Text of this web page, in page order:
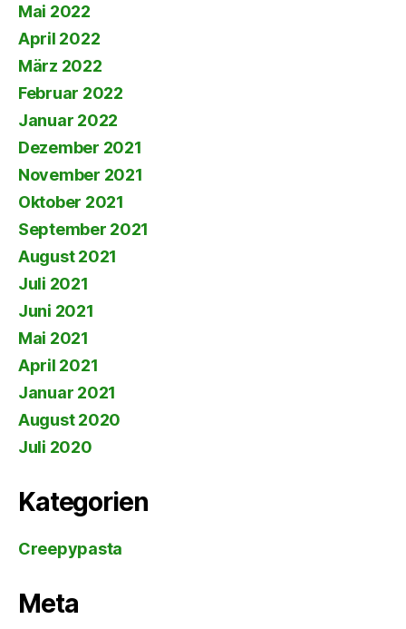
Mai 2022
April 2022
März 2022
Februar 2022
Januar 2022
Dezember 2021
November 2021
Oktober 2021
September 2021
August 2021
Juli 2021
Juni 2021
Mai 2021
April 2021
Januar 2021
August 2020
Juli 2020
Kategorien
Creepypasta
Meta